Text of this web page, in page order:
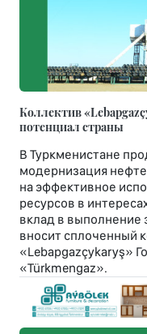
Коллектив
потенциал страны
В Туркменистане
модернизация
на эффективное
ресурсов в
вклад в выполнение
вносит сплоченный
«Lebapgazçykaryş»
«Türkmengaz».